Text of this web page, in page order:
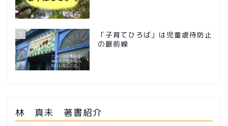
5
「子育てひろば」は児童虐待防止
の最前線
林 真未 著書紹介